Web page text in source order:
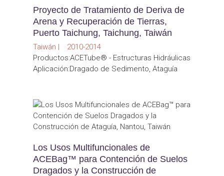
Proyecto de Tratamiento de Deriva de
Arena y Recuperación de Tierras,
Puerto Taichung, Taichung, Taiwán
Taiwán | 2010-2014
Productos:ACETube® - Estructuras Hidráulicas
Aplicación:Dragado de Sedimento, Ataguía
Los Usos Multifuncionales de
ACEBag™ para Contención de Suelos
Dragados y la Construcción de